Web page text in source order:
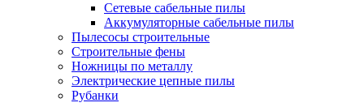
Сетевые сабельные пилы
Аккумуляторные сабельные пилы
Пылесосы строительные
Строительные фены
Ножницы по металлу
Электрические цепные пилы
Рубанки